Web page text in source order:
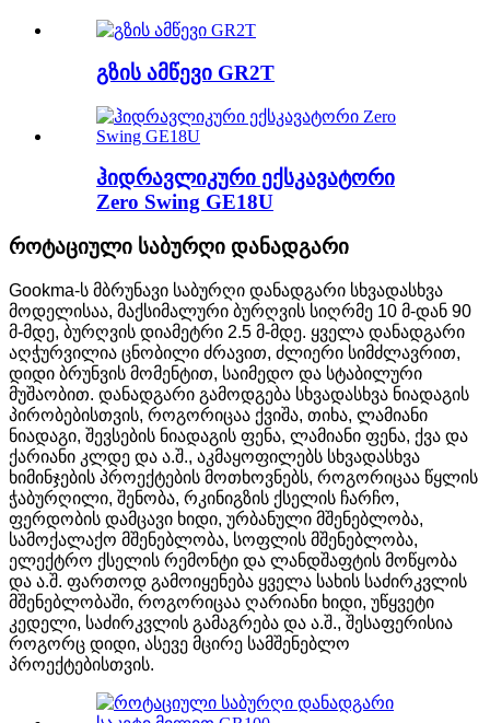
გზის ამწევი GR2T
ჰიდრავლიკური ექსკავატორი
Zero Swing GE18U
როტაციული საბურღი დანადგარი
Gookma-ს მბრუნავი საბურღი დანადგარი სხვადასხვა
მოდელისაა, მაქსიმალური ბურღვის სიღრმე 10 მ-დან 90
მ-მდე, ბურღვის დიამეტრი 2.5 მ-მდე. ყველა დანადგარი
აღჭურვილია ცნობილი ძრავით, ძლიერი სიმძლავრით,
დიდი ბრუნვის მომენტით, საიმედო და სტაბილური
მუშაობით. დანადგარი გამოდგება სხვადასხვა ნიადაგის
პირობებისთვის, როგორიცაა ქვიშა, თიხა, ლამიანი
ნიადაგი, შევსების ნიადაგის ფენა, ლამიანი ფენა, ქვა და
ქარიანი კლდე და ა.შ., აკმაყოფილებს სხვადასხვა
ხიმინჯების პროექტების მოთხოვნებს, როგორიცაა წყლის
ჭაბურღილი, შენობა, რკინიგზის ქსელის ჩარჩო,
ფერდობის დამცავი ხიდი, ურბანული მშენებლობა,
სამოქალაქო მშენებლობა, სოფლის მშენებლობა,
ელექტრო ქსელის რემონტი და ლანდშაფტის მოწყობა
და ა.შ. ფართოდ გამოიყენება ყველა სახის საძირკვლის
მშენებლობაში, როგორიცაა ღარიანი ხიდი, უწყვეტი
კედელი, საძირკვლის გამაგრება და ა.შ., შესაფერისია
როგორც დიდი, ასევე მცირე სამშენებლო
პროექტებისთვის.